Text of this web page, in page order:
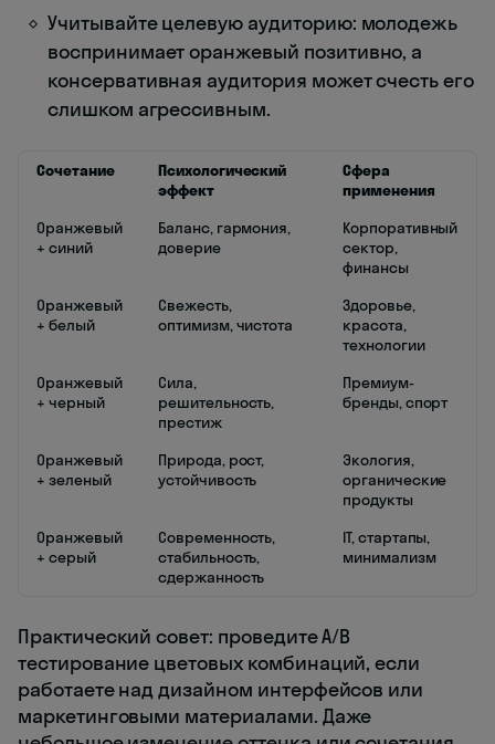
Учитывайте целевую аудиторию: молодежь
воспринимает оранжевый позитивно, а
консервативная аудитория может счесть его
слишком агрессивным.
Сочетание
Психологический
эффект
Сфера
применения
Оранжевый
+ синий
Баланс, гармония,
доверие
Корпоративный
сектор,
финансы
Оранжевый
+ белый
Свежесть,
оптимизм, чистота
Здоровье,
красота,
технологии
Оранжевый
+ черный
Сила,
решительность,
престиж
Премиум-
бренды, спорт
Оранжевый
+ зеленый
Природа, рост,
устойчивость
Экология,
органические
продукты
Оранжевый
+ серый
Современность,
стабильность,
сдержанность
IT, стартапы,
минимализм
Практический совет: проведите A/B
тестирование цветовых комбинаций, если
работаете над дизайном интерфейсов или
маркетинговыми материалами. Даже